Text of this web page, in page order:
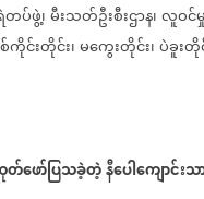
တပ်ဖွဲ့၊မီးသတ်ဦးစီးဌာန၊လူဝင်
ကိုင်းတိုင်း၊မကွေးတိုင်း၊ပဲခူး
တ်ဖော်ပြသခဲ့တဲ့နီပေါကျောင်းသ